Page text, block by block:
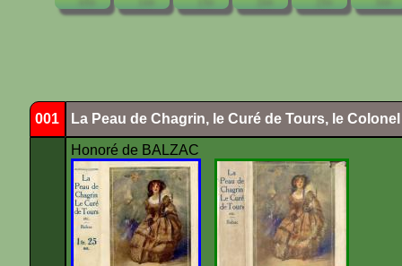
001 La Peau de Chagrin, le Curé de Tours, le
Honoré de BALZAC